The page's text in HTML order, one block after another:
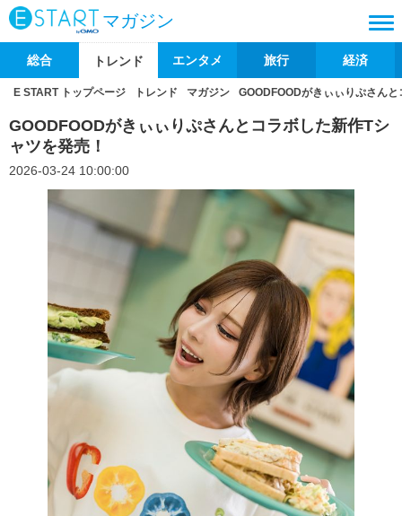
マガジン
総合 トレンド エンタメ 旅行 経済
E START トップページ トレンド マガジン GOODFOODがきぃぃりぷさん
GOODFOODがきぃぃりぷさんとコラボした新作Tシ
ャツを発売！
2026-03-24 10:00:00